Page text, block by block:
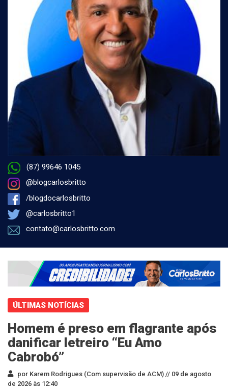
(87) 99646 1045
@blogcarlosbritto
/blogdocarlosbritto
@carlosbritto1
contato@carlosbritto.com
ÚLTIMAS NOTÍCIAS
Homem é preso em flagrante após
danificar letreiro “Eu Amo
Cabrobó”
por Karem Rodrigues (Com supervisão de ACM) // 09 de agosto
de 2026 às 12:40